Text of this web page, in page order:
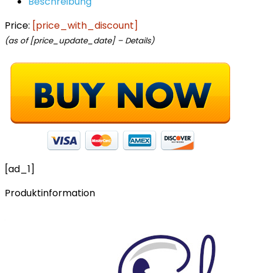
Price: [price_with_discount]
(as of [price_update_date] – Details)
[ad_1]
Produktinformation